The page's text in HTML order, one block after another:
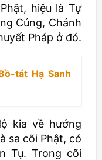
hiệu là Tự
Cúng, Chánh
Pháp ở đó.
tát Hạ Sanh
kia về hướng
sa cõi Phật, có
Tụ. Trong cõi